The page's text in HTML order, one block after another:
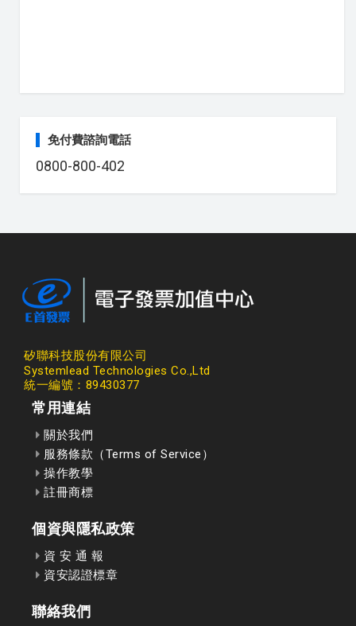
免付費諮詢電話
0800-800-402
矽聯科技股份有限公司
Systemlead Technologies Co.,Ltd
統一編號：89430377
常用連結
關於我們
服務條款（Terms of Service）
操作教學
註冊商標
個資與隱私政策
資 安 通 報
資安認證標章
聯絡我們